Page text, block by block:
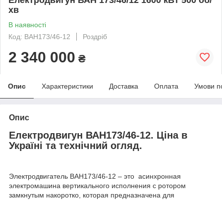
хв
В наявності
Код: ВАН173/46-12
Роздріб
2 340 000 ₴
Опис Характеристики Доставка Оплата Умови
Опис
Електродвигун ВАН173/46-12. Ціна в
Україні та технічний огляд.
Электродвигатель ВАН173/46-12 – это асинхронная
электромашина вертикального исполнения с ротором
замкнутым накоротко, которая предназначена для